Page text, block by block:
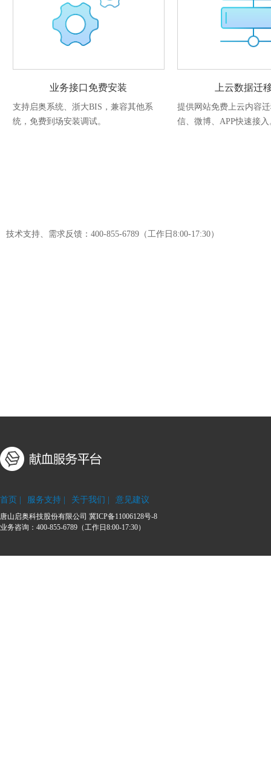
业务接口免费安装
支持启奥系统、浙大BIS，兼容其他系
统，免费到场安装调试。
上云数据迁
提供网站免费上云内容
信、微博、APP快速接入
技术支持、需求反馈：400-855-6789（工作日8:00-17:30）
首页 服务支持 关于我们 意见建议
唐山启奥科技股份有限公司 冀ICP备11006128号-8
业务咨询：400-855-6789（工作日8:00-17:30）